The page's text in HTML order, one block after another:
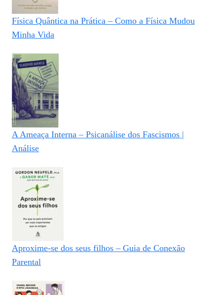
Física Quântica na Prática – Como a Física Mudou
Minha Vida
A Ameaça Interna – Psicanálise dos Fascismos |
Análise
Aproxime-se dos seus filhos – Guia de Conexão
Parental